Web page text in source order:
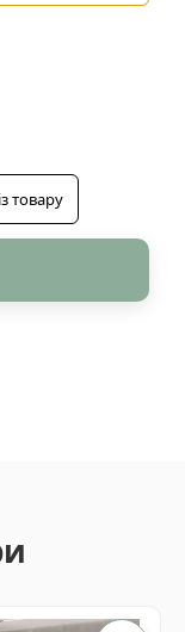
товару